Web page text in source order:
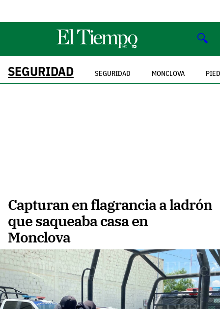
🔍
SEGURIDAD SEGURIDAD MONCLOVA
Capturan en flagrancia a ladrón
que saqueaba casa en
Monclova